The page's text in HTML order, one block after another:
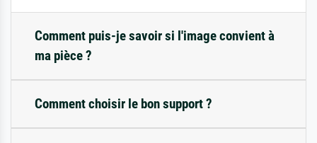
Comment puis-je savoir si l'image convient à
ma pièce ?
Comment choisir le bon support ?